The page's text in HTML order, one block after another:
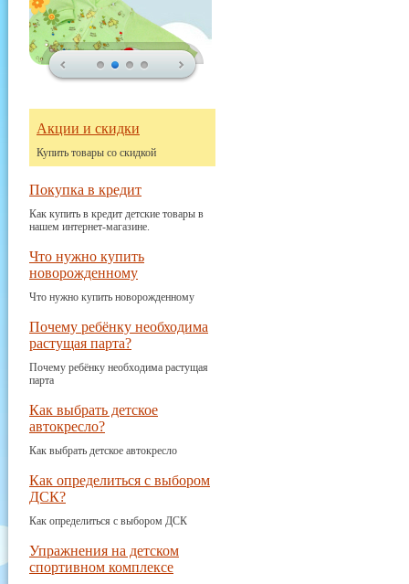
Акции и скидки
Купить товары со скидкой
Покупка в кредит
Как купить в кредит детские товары в
нашем интернет-магазине.
Что нужно купить
новорожденному
Что нужно купить новорожденному
Почему ребёнку необходима
растущая парта?
Почему ребёнку необходима растущая
парта
Как выбрать детское
автокресло?
Как выбрать детское автокресло
Как определиться с выбором
ДСК?
Как определиться с выбором ДСК
Упражнения на детском
спортивном комплексе